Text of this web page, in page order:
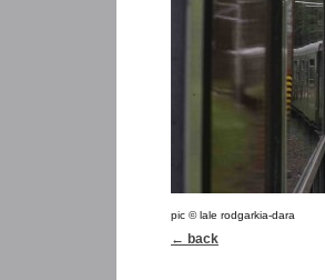
pic © lale rodgarkia-dara
← back